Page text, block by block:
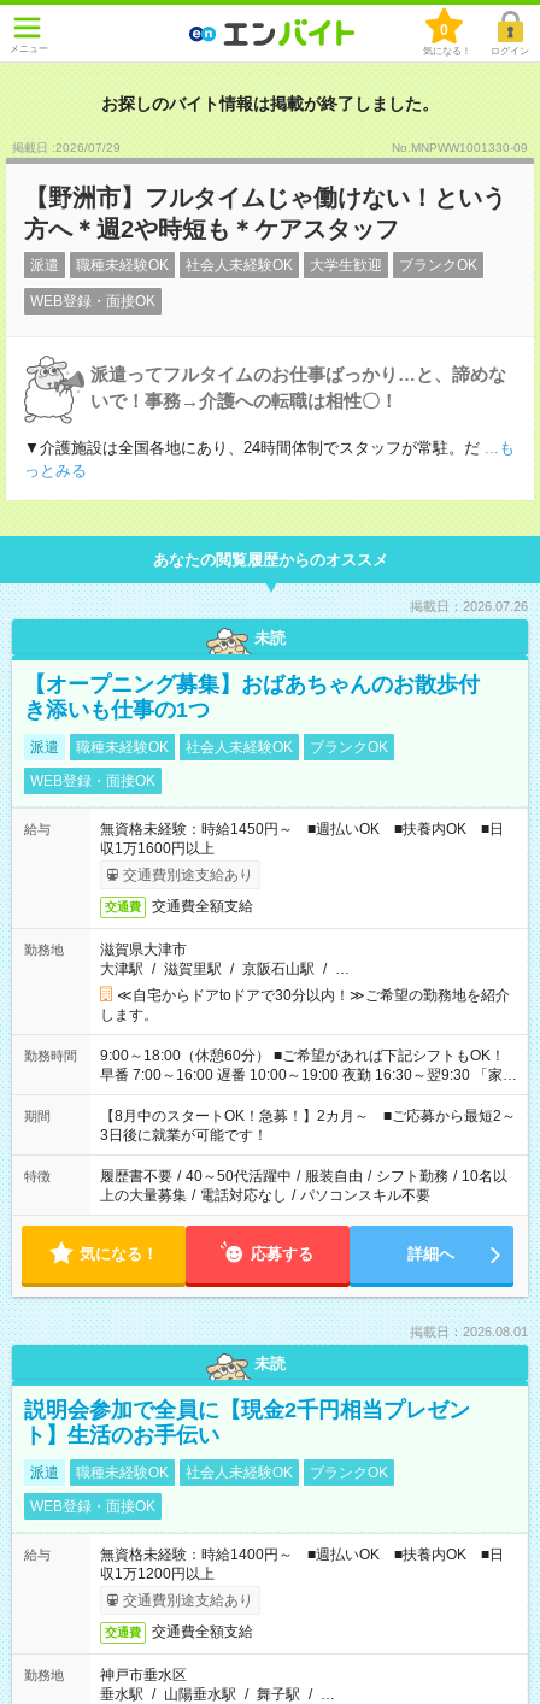
メニュー
0
気になる！ ログイン
お探しのバイト情報は掲載が終了しました。
掲載日 :2026/07/29 No.MNPWW1001330-09
【野洲市】フルタイムじゃ働けない！という
方へ＊週2や時短も＊ケアスタッフ
派遣 職種未経験OK 社会人未経験OK 大学生歓迎 ブランクOK
WEB登録・面接OK
派遣ってフルタイムのお仕事ばっかり…と、諦めな
いで！事務→介護への転職は相性〇！
▼介護施設は全国各地にあり、24時間体制でスタッフが常駐。だ ...も
っとみる
あなたの閲覧履歴からのオススメ
掲載日：2026.07.26
未読
【オープニング募集】おばあちゃんのお散歩付
き添いも仕事の1つ
派遣 職種未経験OK 社会人未経験OK
ブランクOK
WEB登録・面接OK
給与
無資格未経験：時給1450円～ ■週払いOK ■扶養内OK ■日
収1万1600円以上
交通費別途支給あり
交通費 交通費全額支給
勤務地
滋賀県大津市
大津駅 / 滋賀里駅 / 京阪石山駅 / …
≪自宅からドアtoドアで30分以内！≫ご希望の勤務地を紹介
します。
勤務時間
9:00～18:00（休憩60分） ■ご希望があれば下記シフトもOK！
早番 7:00～16:00 遅番 10:00～19:00 夜勤 16:30～翌9:30 「家族
と休みを合わせたい」 「余裕を持って夕飯の準備がしたい」
「できれば残業はしたくない」 など、ご希望を教えてください
ね。 ※Wワーク希望の方へ 今ご覧のお仕事で希望する勤務時間
と、もう1つのお仕事の勤務時間。 合計で週40時間を超える場
合は応募できません。
期間
【8月中のスタートOK！急募！】2カ月～ ■ご応募から最短2～
3日後に就業が可能です！
特徴 履歴書不要 / 40～50代活躍中 / 服装自由 / シフト勤務 / 10名以
上の大量募集 / 電話対応なし / パソコンスキル不要
気になる！ 応募する 詳細へ
掲載日：2026.08.01
未読
説明会参加で全員に【現金2千円相当プレゼン
ト】生活のお手伝い
派遣 職種未経験OK 社会人未経験OK
ブランクOK
WEB登録・面接OK
給与
無資格未経験：時給1400円～ ■週払いOK ■扶養内OK ■日
収1万1200円以上
交通費別途支給あり
交通費 交通費全額支給
勤務地
神戸市垂水区
垂水駅 / 山陽垂水駅 / 舞子駅 / …